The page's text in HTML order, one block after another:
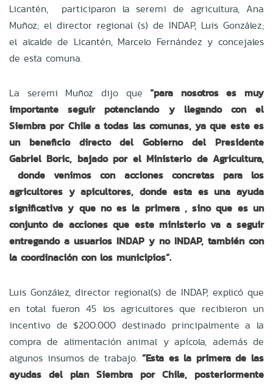
Licantén, participaron la seremi de agricultura, Ana
Muñoz; el director regional (s) de INDAP, Luis González;
el alcalde de Licantén, Marcelo Fernández y concejales
de esta comuna.
La seremi Muñoz dijo que“para nosotros es muy
importante seguir potenciando y llegando con el
Siembra por Chile a todas las comunas, ya que este es
un beneficio directo del Gobierno del Presidente
Gabriel Boric, bajado por el Ministerio de Agricultura,
donde venimos con acciones concretas para los
agricultores y apicultores, donde esta es una ayuda
significativa y que no es la primera , sino que es un
conjunto de acciones que este ministerio va a seguir
entregando a usuarios INDAP y no INDAP, también con
la coordinación con los municipios”.
Luis González, director regional(s) de INDAP, explicó que
en total fueron 45 los agricultores que recibieron un
incentivo de $200.000 destinado principalmente a la
compra de alimentación animal y apícola, además de
algunos insumos de trabajo.“Esta es la primera de las
ayudas del plan Siembra por Chile, posteriormente